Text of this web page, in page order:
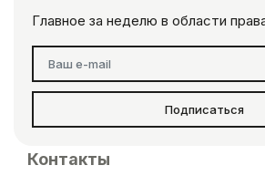
Главное за неделю в области
Подписаться
Контакты